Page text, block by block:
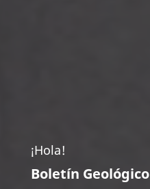
¡Hola!
Boletín Geológico